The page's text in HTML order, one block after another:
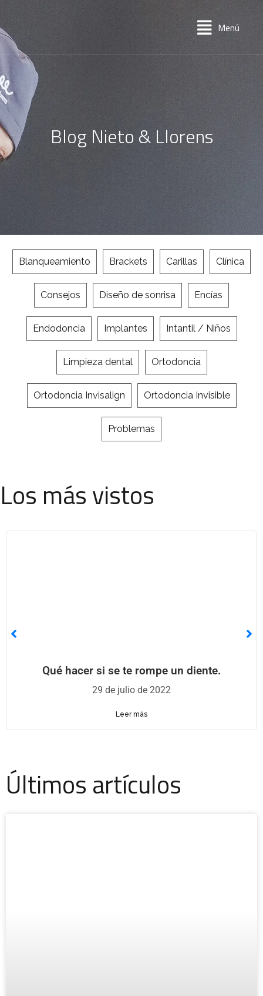
Menú
Blog Nieto & Llorens
Blanqueamiento Brackets Carillas Clínica
Consejos Diseño de sonrisa Encías
Endodoncia Implantes Intantil / Niños
Limpieza dental Ortodoncia
Ortodoncia Invisalign Ortodoncia Invisible
Problemas
Los más vistos
Qué hacer si se te rompe un diente.
29 de julio de 2022
Leer más
Últimos artículos